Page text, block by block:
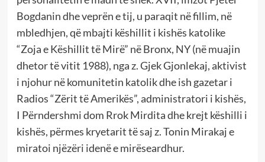
Bogdanin dhe veprën e tij, u paraqit në fillim, në
mbledhjen, që mbajti këshillit i kishës katolike
“Zoja e Këshillit të Mirë” në Bronx, NY (në muajin
dhetor të vitit 1988), nga z. Gjek Gjonlekaj, aktivist
i njohur në komunitetin katolik dhe ish gazetar i
Radios “Zërit të Amerikës”, administratori i kishës,
I Përndershmi dom Rrok Mirdita dhe krejt këshilli i
kishës, përmes kryetarit të saj z. Tonin Mirakaj e
miratoi njëzëri idenë e mirëseardhur.